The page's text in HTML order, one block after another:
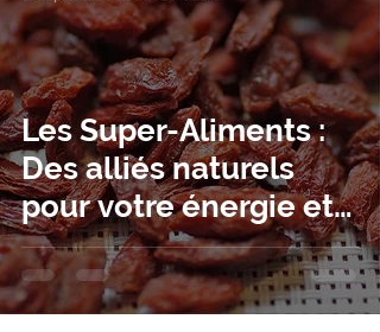
Les Super-Aliments :
Des alliés naturels
pour votre énergie et
votre bien-être